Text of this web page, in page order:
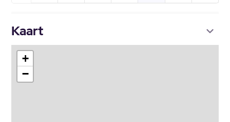
Kaart
+
−